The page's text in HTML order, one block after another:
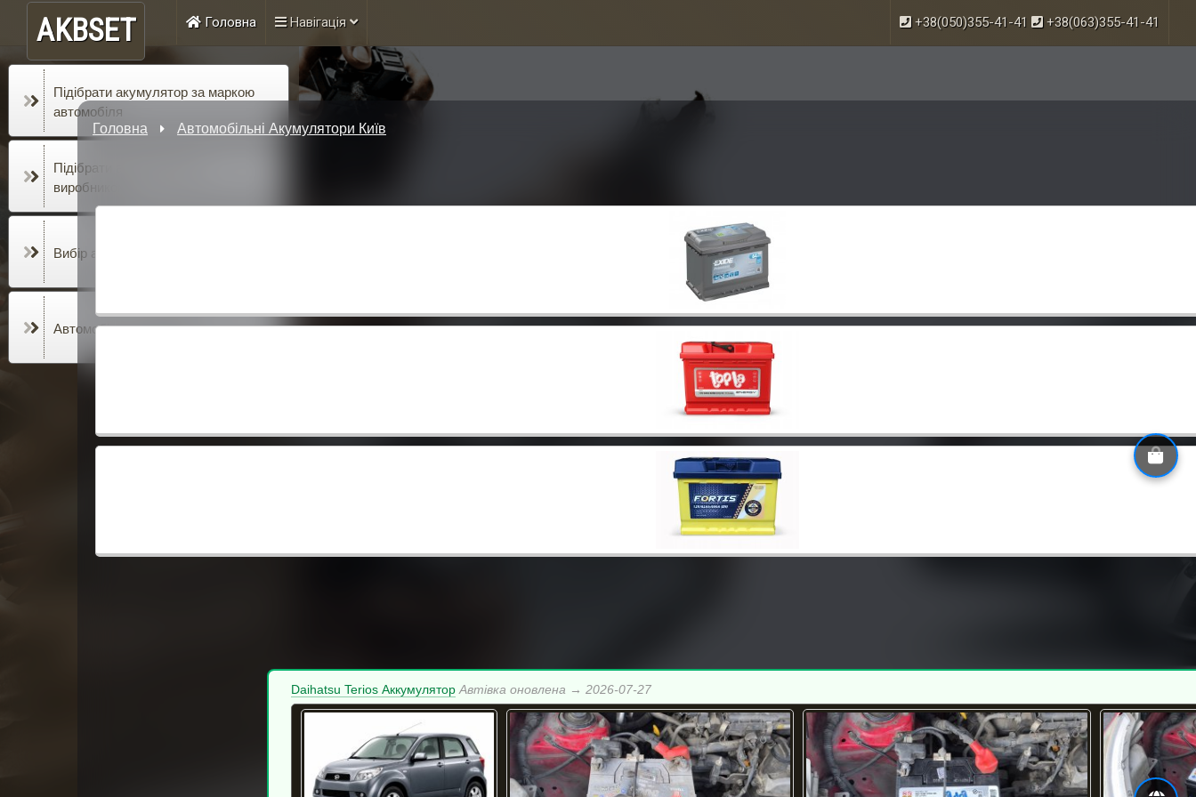
AKBSET Головна Навігація +38(050)355-41-41 +38(063)355-41-41
Підібрати акумулятор за маркою
автомобіля
Підібрати акумулятор за
виробником
Вибір акумулятора за ємністю, а/г
Автомобільні лайфхаки
Головна Автомобільні Акумулятори Київ
Daihatsu Terios Аккумулятор Автівка оновлена → 2026-07-27